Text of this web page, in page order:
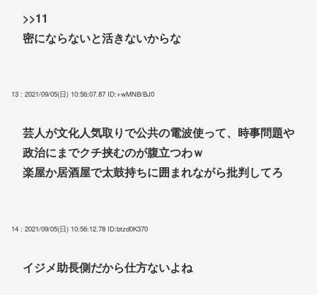
>>11
密にならないと活きないからな
13 : 2021/09/05(日) 10:56:07.87 ID:+wMNB/BJ0
芸人が文化人気取りで公共の電波使って、時事問題や
政治にまでクチ挟むのが腹立つわｗ
楽屋か居酒屋で太鼓持ちに囲まれながら批判してろ
14 : 2021/09/05(日) 10:56:12.78 ID:btzd0K370
イジメ助長側だから仕方ないよね